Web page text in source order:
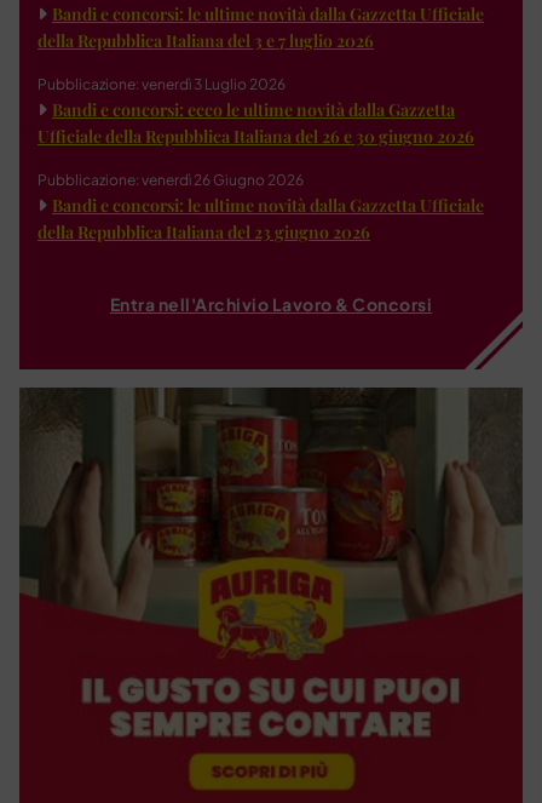
Bandi e concorsi: le ultime novità dalla Gazzetta Ufficiale
della Repubblica Italiana del 3 e 7 luglio 2026
Pubblicazione: venerdì 3 Luglio 2026
Bandi e concorsi: ecco le ultime novità dalla Gazzetta
Ufficiale della Repubblica Italiana del 26 e 30 giugno 2026
Pubblicazione: venerdì 26 Giugno 2026
Bandi e concorsi: le ultime novità dalla Gazzetta Ufficiale
della Repubblica Italiana del 23 giugno 2026
Entra nell'Archivio Lavoro & Concorsi